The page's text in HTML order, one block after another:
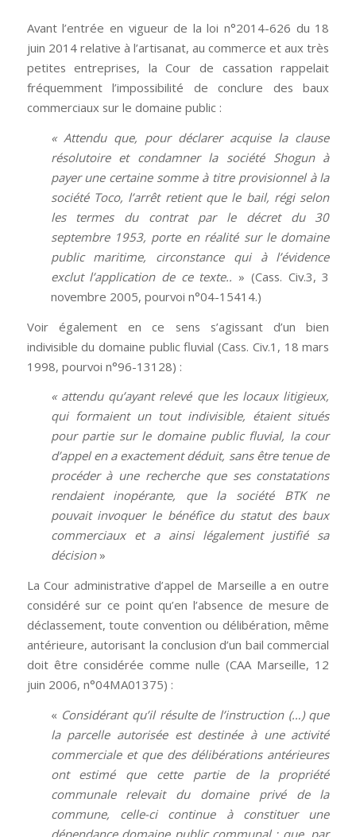
Avant l’entrée en vigueur de la loi n°2014-626 du 18
juin 2014 relative à l’artisanat, au commerce et aux très
petites entreprises, la Cour de cassation rappelait
fréquemment l’impossibilité de conclure des baux
commerciaux sur le domaine public :
« Attendu que, pour déclarer acquise la clause
résolutoire et condamner la société Shogun à
payer une certaine somme à titre provisionnel à la
société Toco, l’arrêt retient que le bail, régi selon
les termes du contrat par le décret du 30
septembre 1953, porte en réalité sur le domaine
public maritime, circonstance qui à l’évidence
exclut l’application de ce texte.. » (Cass. Civ.3, 3
novembre 2005, pourvoi n°04-15414.)
Voir également en ce sens s’agissant d’un bien
indivisible du domaine public fluvial (Cass. Civ.1, 18 mars
1998, pourvoi n°96-13128) :
« attendu qu’ayant relevé que les locaux litigieux,
qui formaient un tout indivisible, étaient situés
pour partie sur le domaine public fluvial, la cour
d’appel en a exactement déduit, sans être tenue de
procéder à une recherche que ses constatations
rendaient inopérante, que la société BTK ne
pouvait invoquer le bénéfice du statut des baux
commerciaux et a ainsi légalement justifié sa
décision»
La Cour administrative d’appel de Marseille a en outre
considéré sur ce point qu’en l’absence de mesure de
déclassement, toute convention ou délibération, même
antérieure, autorisant la conclusion d’un bail commercial
doit être considérée comme nulle (CAA Marseille, 12
juin 2006, n°04MA01375) :
« Considérant qu’il résulte de l’instruction (…) que
la parcelle autorisée est destinée à une activité
commerciale et que des délibérations antérieures
ont estimé que cette partie de la propriété
communale relevait du domaine privé de la
commune, celle-ci continue à constituer une
dépendance domaine public communal ; que, par